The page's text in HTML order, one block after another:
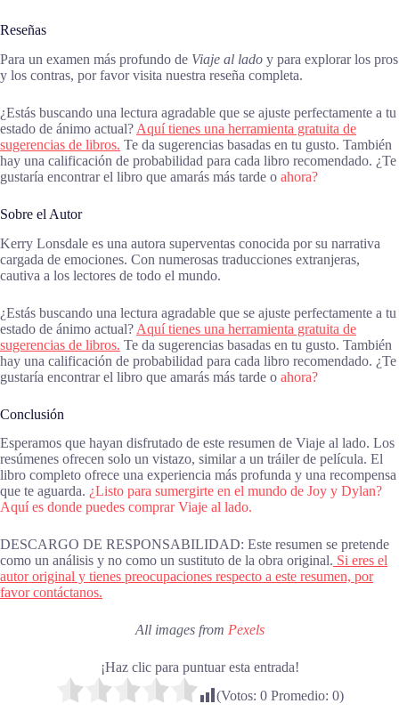
Reseñas
Para un examen más profundo de Viaje al lado y para explorar los pros
y los contras, por favor visita nuestra reseña completa.
¿Estás buscando una lectura agradable que se ajuste perfectamente a tu
estado de ánimo actual? Aquí tienes una herramienta gratuita de
sugerencias de libros. Te da sugerencias basadas en tu gusto. También
hay una calificación de probabilidad para cada libro recomendado. ¿Te
gustaría encontrar el libro que amarás más tarde o ahora?
Sobre el Autor
Kerry Lonsdale es una autora superventas conocida por su narrativa
cargada de emociones. Con numerosas traducciones extranjeras,
cautiva a los lectores de todo el mundo.
¿Estás buscando una lectura agradable que se ajuste perfectamente a tu
estado de ánimo actual? Aquí tienes una herramienta gratuita de
sugerencias de libros. Te da sugerencias basadas en tu gusto. También
hay una calificación de probabilidad para cada libro recomendado. ¿Te
gustaría encontrar el libro que amarás más tarde o ahora?
Conclusión
Esperamos que hayan disfrutado de este resumen de Viaje al lado. Los
resúmenes ofrecen solo un vistazo, similar a un tráiler de película. El
libro completo ofrece una experiencia más profunda y una recompensa
que te aguarda. ¿Listo para sumergirte en el mundo de Joy y Dylan?
Aquí es donde puedes comprar Viaje al lado.
DESCARGO DE RESPONSABILIDAD: Este resumen se pretende
como un análisis y no como un sustituto de la obra original. Si eres el
autor original y tienes preocupaciones respecto a este resumen, por
favor contáctanos.
All images from Pexels
¡Haz clic para puntuar esta entrada!
(Votos: 0Promedio: 0)